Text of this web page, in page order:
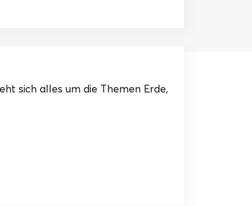
sich alles um die Themen Erde,